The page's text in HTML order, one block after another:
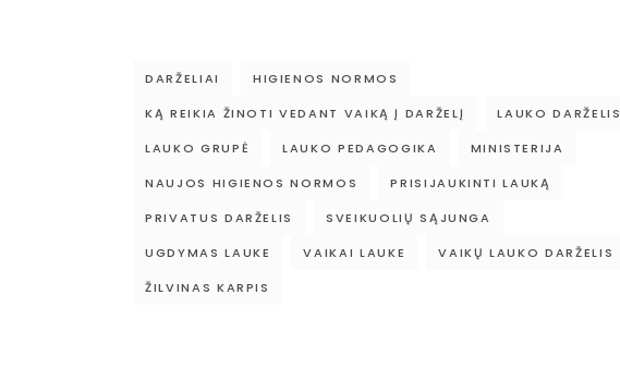
DARŽELIAI
HIGIENOS NORMOS
KĄ REIKIA ŽINOTI VEDANT VAIKĄ Į DARŽELĮ
LAUKO DARŽELIS
LAUKO GRUPĖ
LAUKO PEDAGOGIKA
MINISTERIJA
NAUJOS HIGIENOS NORMOS
PRISIJAUKINTI LAUKĄ
PRIVATUS DARŽELIS
SVEIKUOLIŲ SĄJUNGA
UGDYMAS LAUKE
VAIKAI LAUKE
VAIKŲ LAUKO DARŽELIS
ŽILVINAS KARPIS